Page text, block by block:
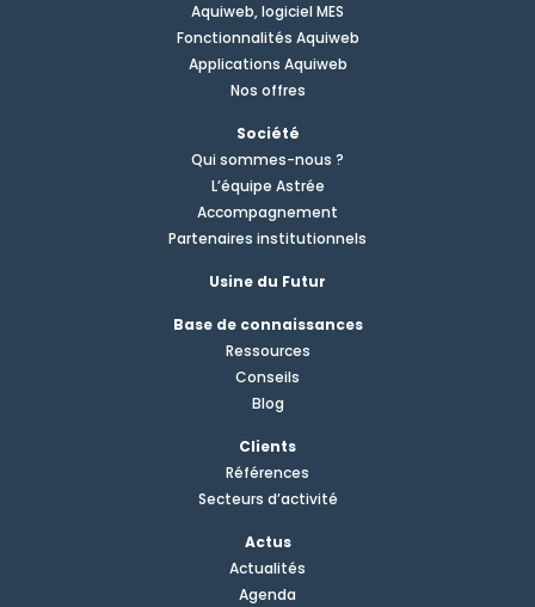
Aquiweb, logiciel MES
Fonctionnalités Aquiweb
Applications Aquiweb
Nos offres
Société
Qui sommes-nous ?
L’équipe Astrée
Accompagnement
Partenaires institutionnels
Usine du Futur
Base de connaissances
Ressources
Conseils
Blog
Clients
Références
Secteurs d’activité
Actus
Actualités
Agenda